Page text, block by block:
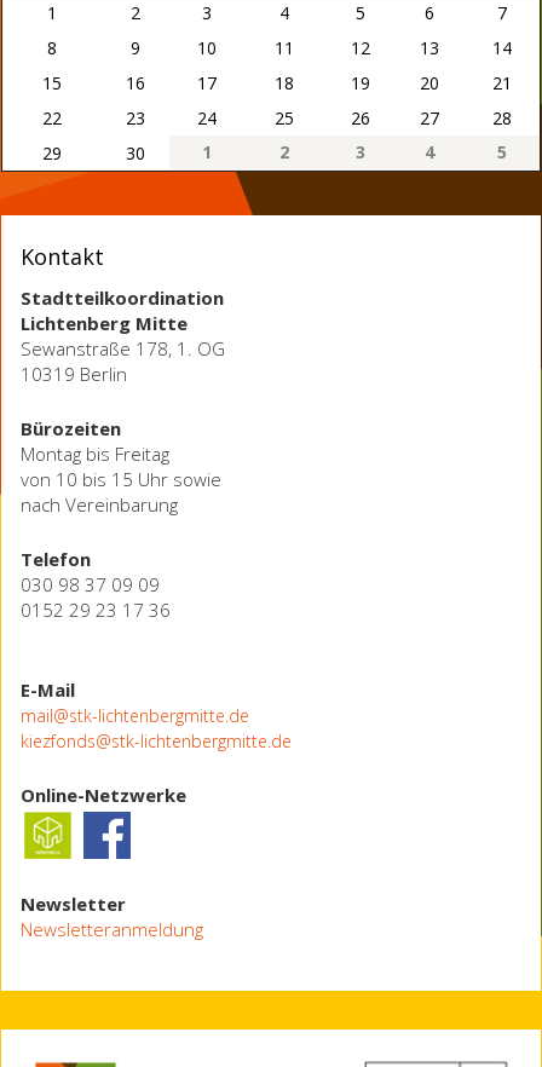
1
2 3 4 5 6
7
8
9 10 11 12 13
14
15
16 17 18 19 20
21
22
23 24 25 26 27
28
29
30 1 2 3 4 5
Kontakt
Stadtteilkoordination
Lichtenberg Mitte
Sewanstraße 178, 1. OG
10319 Berlin
Bürozeiten
Montag bis Freitag
von 10 bis 15 Uhr sowie
nach Vereinbarung
Telefon
030 98 37 09 09
0152 29 23 17 36
E-Mail
mail@stk-lichtenbergmitte.de
kiezfonds@stk-lichtenbergmitte.de
Online-Netzwerke
Newsletter
Newsletteranmeldung